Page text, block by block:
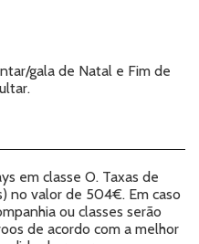
gala de Natal e Fim de
em classe O. Taxas de
no valor de 504€. Em caso
ou classes serão
de acordo com a melhor